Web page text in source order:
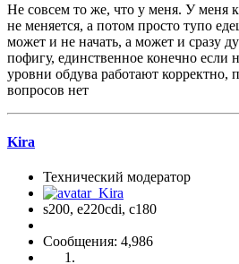
Не совсем то же, что у меня. У меня
не меняется, а потом просто тупо
может и не начать, а может и сразу
пофигу, единственное конечно если
уровни обдува работают корректно,
вопросов нет
Kira
Технический модератор
s200, е220cdi, с180
Сообщения: 4,986